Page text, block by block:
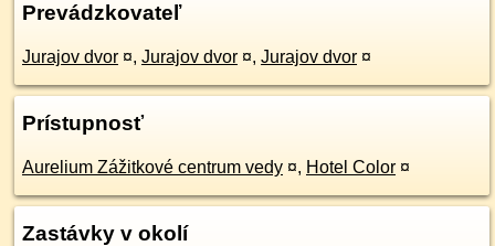
Prevádzkovateľ
Jurajov dvor ¤, Jurajov dvor ¤, Jurajov dvor ¤
Prístupnosť
Aurelium Zážitkové centrum vedy ¤, Hotel Color ¤
Zastávky v okolí